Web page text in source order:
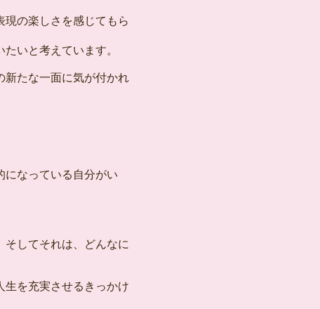
の楽しさを感じてもら
いと考えています。
新たな一面に気が付かれ
になっている自分がい
そしてそれは、どんなに
生を充実させるきっかけ